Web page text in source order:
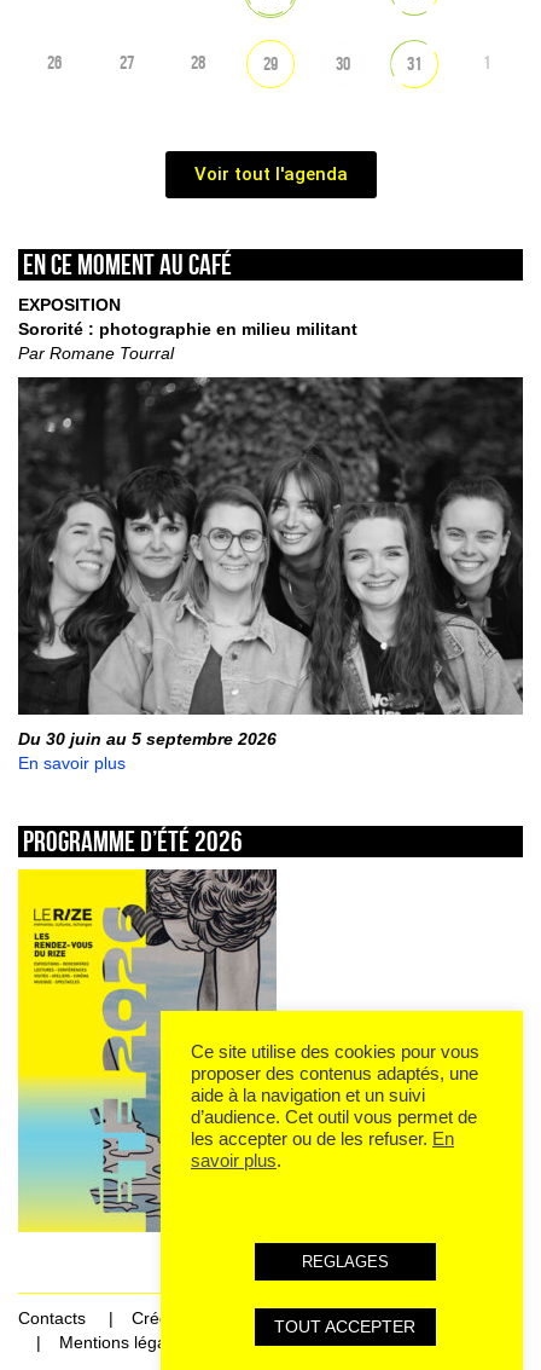
26 27 28 29 30 31 1
Voir tout l'agenda
En ce moment au café
EXPOSITION
Sororité : photographie en milieu militant
Par Romane Tourral
Du 30 juin au 5 septembre 2026
En savoir plus
Programme d’été 2026
Contacts
Crédits
Mentions légales et données personnelles
Ce site utilise des cookies pour vous
proposer des contenus adaptés, une
aide à la navigation et un suivi
d’audience. Cet outil vous permet de
les accepter ou de les refuser. En
savoir plus.
REGLAGES
TOUT ACCEPTER